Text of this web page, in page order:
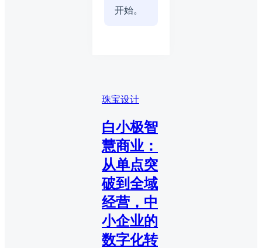
开始。
珠宝设计
白小极智
慧商业：
从单点突
破到全域
经营，中
小企业的
数字化转